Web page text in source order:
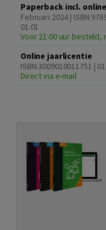
Paperback incl.
Februari 2024 | ISBN
01.01
Voor 21:00 uur besteld,
Online jaarlicentie
ISBN 3009010011751 |
Direct via e-mail